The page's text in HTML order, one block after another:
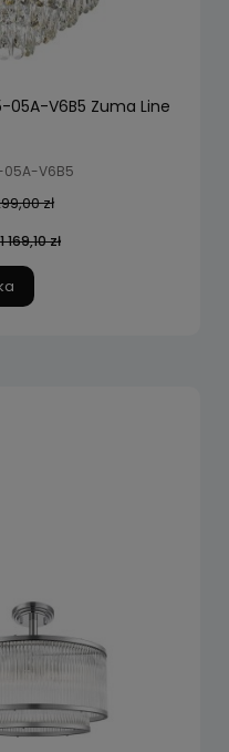
05A-V6B5 Zuma Line
05A-V6B5
zł
1 169,10 zł